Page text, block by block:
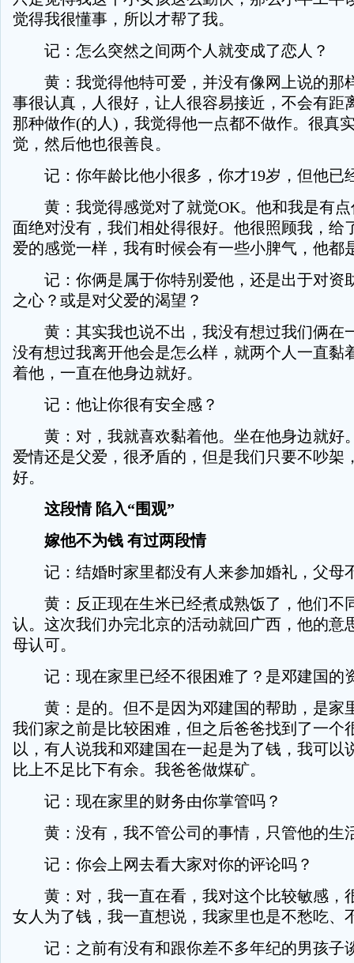
觉得我很懂事，所以才帮了我。
记：怎么突然之间两个人就变成了恋人？
黄：我觉得他特可爱，并没有像网上说的那
事很认真，人很好，让人很容易接近，不会有距
那种做作(的人)，我觉得他一点都不做作。很真
觉，然后他也很善良。
记：你年龄比他小很多，你才19岁，但他
黄：我觉得感觉对了就觉OK。他和我是有点
面绝对没有，我们相处得很好。他很照顾我，给
爱的感觉一样，我有时候会有一些小脾气，他都
记：你俩是属于你特别爱他，还是出于对资
之心？或是对父爱的渴望？
黄：其实我也说不出，我没有想过我们俩在
没有想过我离开他会是怎么样，就两个人一直黏
着他，一直在他身边就好。
记：他让你很有安全感？
黄：对，我就喜欢黏着他。坐在他身边就好
爱情还是父爱，很矛盾的，但是我们只要不吵架
好。
这段情 陷入“围观”
嫁他不为钱 有过两段情
记：结婚时家里都没有人来参加婚礼，父母
黄：反正现在生米已经煮成熟饭了，他们不
认。这次我们办完北京的活动就回广西，他的意
母认可。
记：现在家里已经不很困难了？是邓建国的
黄：是的。但不是因为邓建国的帮助，是家
我们家之前是比较困难，但之后爸爸找到了一个
以，有人说我和邓建国在一起是为了钱，我可以
比上不足比下有余。我爸爸做煤矿。
记：现在家里的财务由你掌管吗？
黄：没有，我不管公司的事情，只管他的生
记：你会上网去看大家对你的评论吗？
黄：对，我一直在看，我对这个比较敏感，
女人为了钱，我一直想说，我家里也是不愁吃、
记：之前有没有和跟你差不多年纪的男孩子